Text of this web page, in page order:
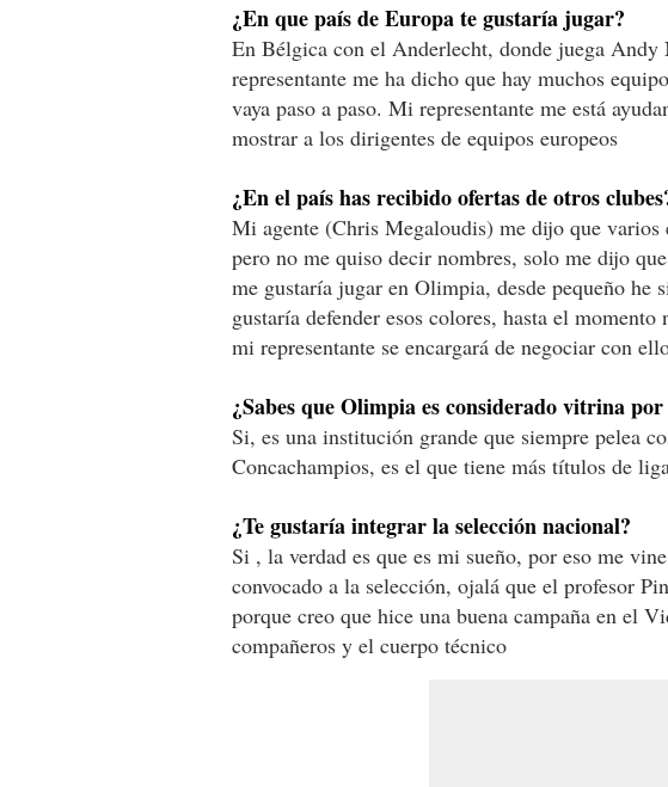
¿En que país de Europa te gustaría jugar?
En Bélgica con el Anderlecht, donde juega
representante me ha dicho que hay muchos
vaya paso a paso. Mi representante me está
mostrar a los dirigentes de equipos europeos
¿En el país has recibido ofertas de otros
Mi agente (Chris Megaloudis) me dijo que varios
pero no me quiso decir nombres, solo me dijo
me gustaría jugar en Olimpia, desde pequeño he
gustaría defender esos colores, hasta el
mi representante se encargará de negociar con
¿Sabes que Olimpia es considerado vitrina
Si, es una institución grande que siempre pelea
Concachampios, es el que tiene más títulos de
¿Te gustaría integrar la selección nacional?
Si , la verdad es que es mi sueño, por eso me
convocado a la selección, ojalá que el profesor
porque creo que hice una buena campaña en el
compañeros y el cuerpo técnico